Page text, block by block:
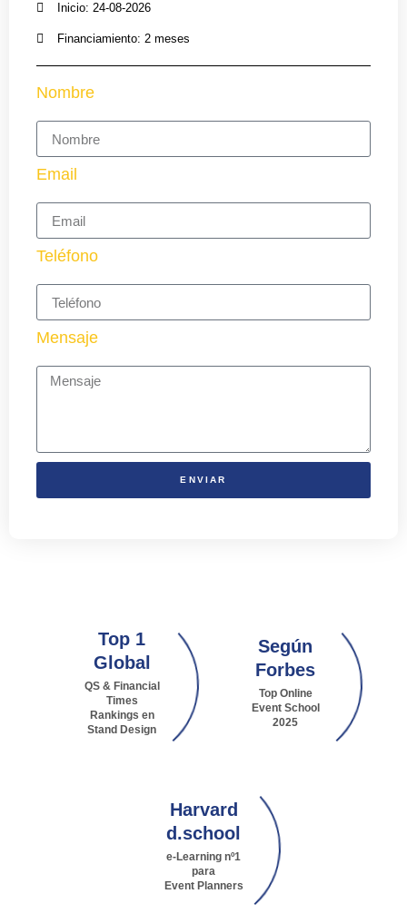
Inicio: 24-08-2026
Financiamiento: 2 meses
Nombre
Email
Teléfono
Mensaje
ENVIAR
Top 1
Global
QS & Financial
Times
Rankings en
Stand Design
Según
Forbes
Top Online
Event School
2025
Harvard
d.school
e-Learning nº1
para
Event Planners